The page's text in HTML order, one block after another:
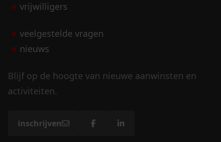
vrijwilligers
veelgestelde vragen
nieuws
Blijf op de hoogte van nieuwe aanwinsten en
activiteiten.
inschrijven